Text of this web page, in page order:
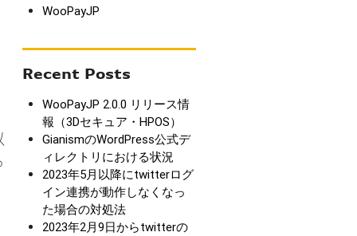
WooPayJP
Recent Posts
WooPayJP 2.0.0 リリース情
報（3Dセキュア・HPOS）
GianismのWordPress公式デ
ィレクトリにおける状況
2023年5月以降にtwitterログ
イン連携が動作しなくなっ
た場合の対処法
2023年2月9日からtwitterの